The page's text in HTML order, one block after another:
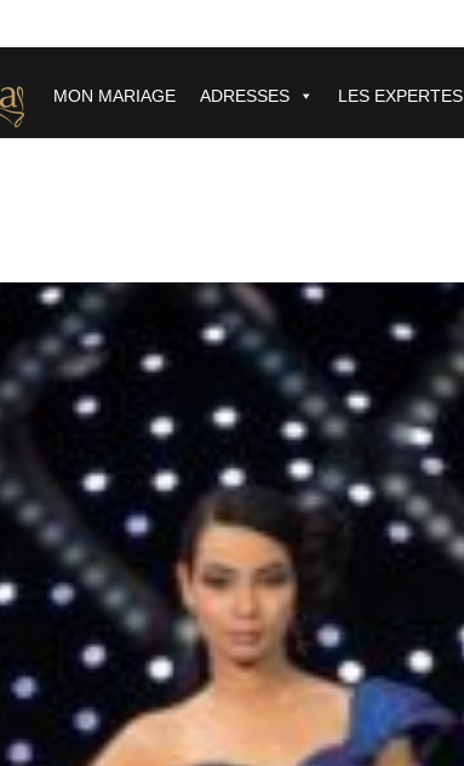
MON MARIAGE ADRESSES LES EXPERTES